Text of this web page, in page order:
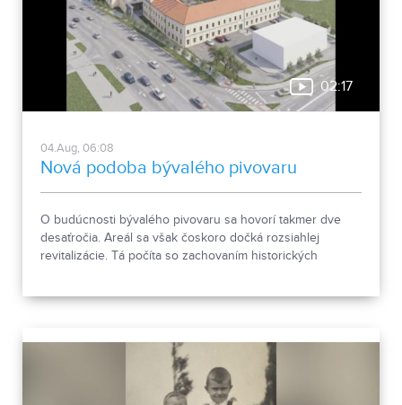
02:17
04.Aug, 06:08
Nová podoba bývalého pivovaru
O budúcnosti bývalého pivovaru sa hovorí takmer dve
desaťročia. Areál sa však čoskoro dočká rozsiahlej
revitalizácie. Tá počíta so zachovaním historických